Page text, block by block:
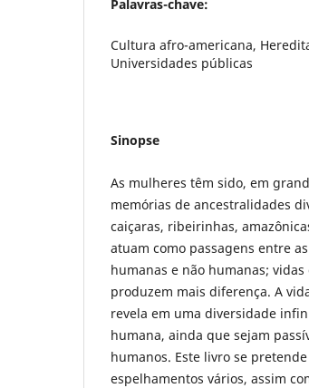
Palavras-chave:
Cultura afro-americana,
Universidades públicas
Sinopse
As mulheres têm sido, em
memórias de ancestralidades
caiçaras, ribeirinhas,
atuam como passagens entre
humanas e não humanas;
produzem mais diferença. A
revela em uma diversidade
humana, ainda que sejam
humanos. Este livro se
espelhamentos vários, assim